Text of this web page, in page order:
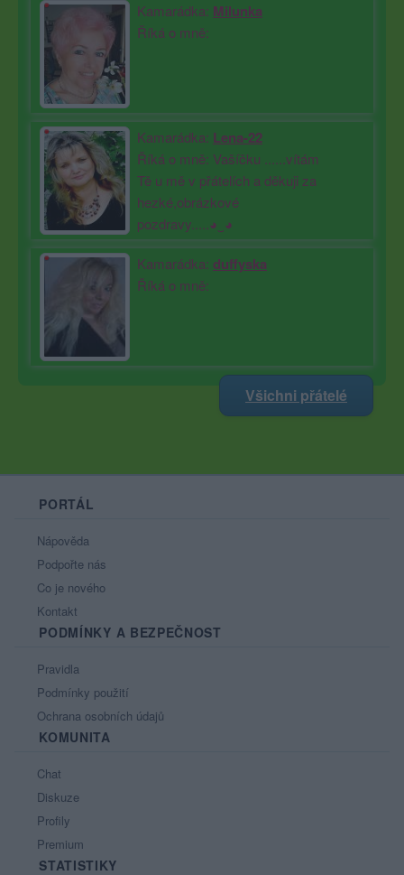
Kamarádka: Milunka
Říká o mně:
Kamarádka: Lena-22
Říká o mně: Vašíčku ......vítám
Tě u mě v přátelích a děkuji za
hezké,obrázkové
pozdravy.....◕‿◕
Kamarádka: duffyska
Říká o mně:
Všichni přátelé
PORTÁL
Nápověda
Podpořte nás
Co je nového
Kontakt
PODMÍNKY A BEZPEČNOST
Pravidla
Podmínky použití
Ochrana osobních údajů
KOMUNITA
Chat
Diskuze
Profily
Premium
STATISTIKY